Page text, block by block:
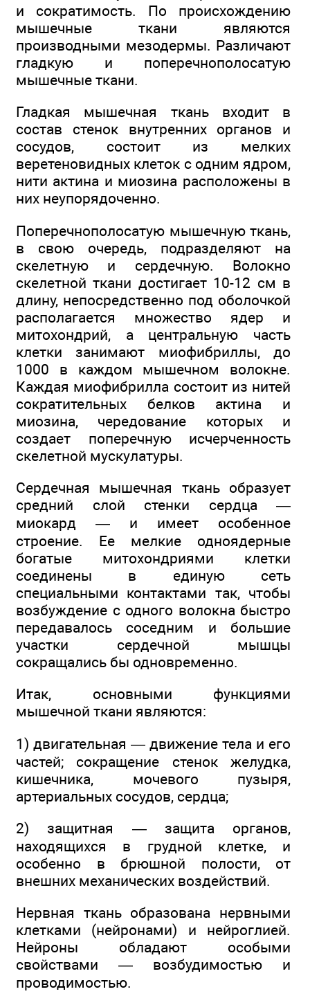
и сократимость. По происхождению
мышечные ткани являются
производными мезодермы. Различают
гладкую и поперечнополосатую
мышечные ткани.
Гладкая мышечная ткань входит в
состав стенок внутренних органов и
сосудов, состоит из мелких
веретеновидных клеток с одним ядром,
нити актина и миозина расположены в
них неупорядоченно.
Поперечнополосатую мышечную ткань,
в свою очередь, подразделяют на
скелетную и сердечную. Волокно
скелетной ткани достигает 10-12 см в
длину, непосредственно под оболочкой
располагается множество ядер и
митохондрий, а центральную часть
клетки занимают миофибриллы, до
1000 в каждом мышечном волокне.
Каждая миофибрилла состоит из нитей
сократительных белков актина и
миозина, чередование которых и
создает поперечную исчерченность
скелетной мускулатуры.
Сердечная мышечная ткань образует
средний слой стенки сердца —
миокард — и имеет особенное
строение. Ее мелкие одноядерные
богатые митохондриями клетки
соединены в единую сеть
специальными контактами так, чтобы
возбуждение с одного волокна быстро
передавалось соседним и большие
участки сердечной мышцы
сокращались бы одновременно.
Итак, основными функциями
мышечной ткани являются:
1) двигательная — движение тела и его
частей; сокращение стенок желудка,
кишечника, мочевого пузыря,
артериальных сосудов, сердца;
2) защитная — защита органов,
находящихся в грудной клетке, и
особенно в брюшной полости, от
внешних механических воздействий.
Нервная ткань образована нервными
клетками (нейронами) и нейроглией.
Нейроны обладают особыми
свойствами — возбудимостью и
проводимостью.